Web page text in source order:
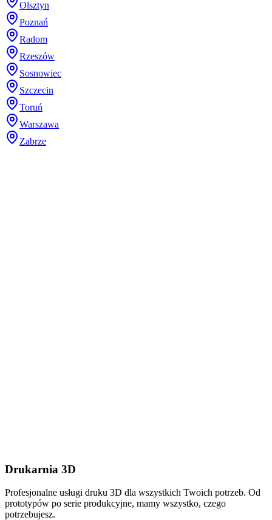
Olsztyn
Poznań
Radom
Rzeszów
Sosnowiec
Szczecin
Toruń
Warszawa
Zabrze
Drukarnia 3D
Profesjonalne usługi druku 3D dla wszystkich Twoich potrzeb. Od
prototypów po serie produkcyjne, mamy wszystko, czego
potrzebujesz.